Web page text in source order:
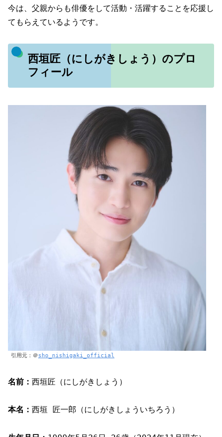
今は、父親からも俳優をして活動・活躍することを応援し
てもらえているようです。
西垣匠（にしがきしょう）のプロ
フィール
引用元：＠sho_nishigaki_official
名前： 西垣匠（にしがきしょう）
本名： 西垣 匠一郎（にしがきしょういちろう）